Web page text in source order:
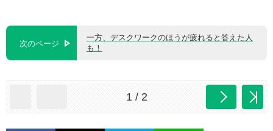
次のページ
一方、デスクワークのほうが疲れると答えた人
も！
1 / 2